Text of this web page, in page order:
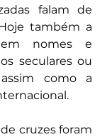
falam de
também a
nomes e
seculares ou
assim como a
cruzes foram